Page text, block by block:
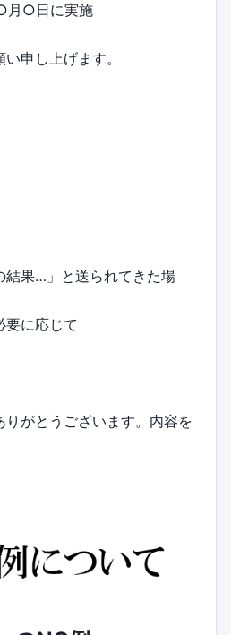
月○日に実施
申し上げます。
結果…」と送られてきた場
要に応じて
りがとうございます。内容を